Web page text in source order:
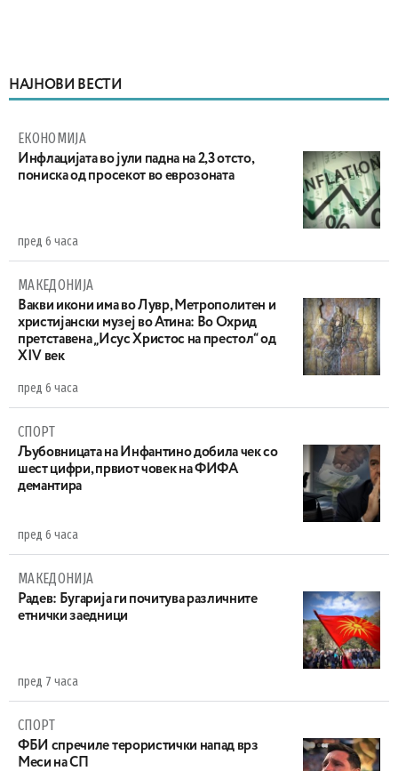
НАЈНОВИ ВЕСТИ
ЕКОНОМИЈА
Инфлацијата во јули падна на 2,3 отсто,
пониска од просекот во еврозоната
пред 6 часа
МАКЕДОНИЈА
Вакви икони има во Лувр, Метрополитен и
христијански музеј во Атина: Во Охрид
претставена „Исус Христос на престол“ од
XIV век
пред 6 часа
СПОРТ
Љубовницата на Инфантино добила чек со
шест цифри, првиот човек на ФИФА
демантира
пред 6 часа
МАКЕДОНИЈА
Радев: Бугарија ги почитува различните
етнички заедници
пред 7 часа
СПОРТ
ФБИ спречиле терористички напад врз
Меси на СП